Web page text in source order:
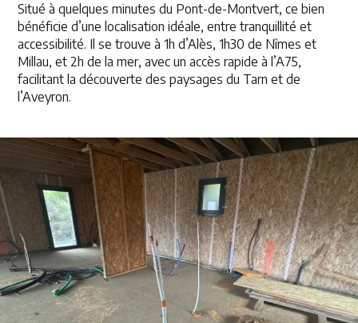
Situé à quelques minutes du Pont-de-Montvert, ce bien
bénéficie d’une localisation idéale, entre tranquillité et
accessibilité. Il se trouve à 1h d’Alès, 1h30 de Nîmes et
Millau, et 2h de la mer, avec un accès rapide à l’A75,
facilitant la découverte des paysages du Tarn et de
l’Aveyron.